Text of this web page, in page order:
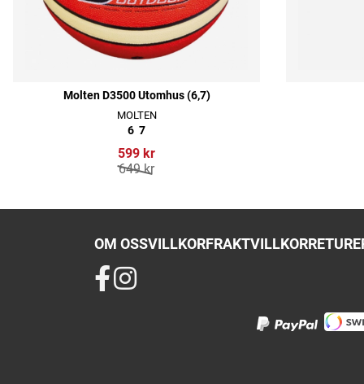
Molten D3500 Utomhus (6,7)
MOLTEN
6 7
599 kr
649 kr
OM OSSVILLKORFRAKTVILLKOR